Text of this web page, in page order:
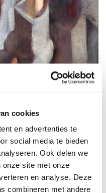
cookies
en advertenties te
social media te bieden
Ook delen we
onze site met onze
en analyse. Deze
combineren met andere
Hals Museum, Haarlem
portret up te loaden via de